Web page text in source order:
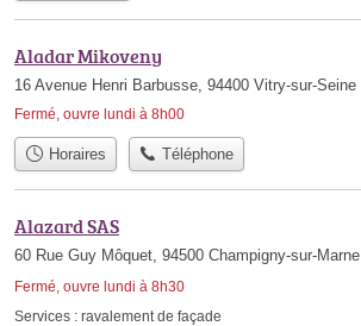
Aladar Mikoveny
16 Avenue Henri Barbusse, 94400 Vitry-sur-Seine
Fermé, ouvre lundi à 8h00
Horaires Téléphone
Alazard SAS
60 Rue Guy Môquet, 94500 Champigny-sur-Marne
Fermé, ouvre lundi à 8h30
Services : ravalement de façade